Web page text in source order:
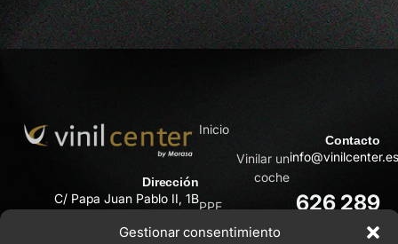
Gestionar consentimiento
Dirección
C/ Papa Juan Pablo II, 1B
(Murcia)
Inicio
Vinilar un
coche
PPF
Tienda
Contacto
info@vinilcenter.es
626 289
714